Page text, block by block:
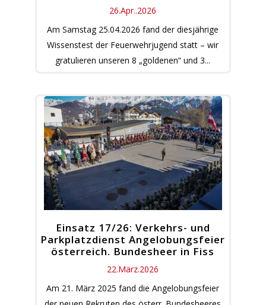
26.Apr..2026
Am Samstag 25.04.2026 fand der diesjährige
Wissenstest der Feuerwehrjugend statt – wir
gratulieren unseren 8 „goldenen“ und 3...
Einsatz 17/26: Verkehrs- und
Parkplatzdienst Angelobungsfeier
österreich. Bundesheer in Fiss
22.März.2026
Am 21. März 2025 fand die Angelobungsfeier